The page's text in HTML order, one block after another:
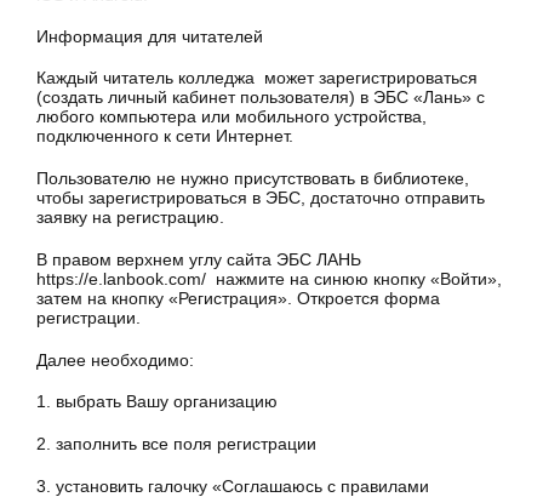
Информация для читателей
Каждый читатель колледжа может зарегистрироваться
(создать личный кабинет пользователя) в ЭБС «Лань» с
любого компьютера или мобильного устройства,
подключенного к сети Интернет.
Пользователю не нужно присутствовать в библиотеке,
чтобы зарегистрироваться в ЭБС, достаточно отправить
заявку на регистрацию.
В правом верхнем углу сайта ЭБС ЛАНЬ
https://e.lanbook.com/ нажмите на синюю кнопку «Войти»,
затем на кнопку «Регистрация». Откроется форма
регистрации.
Далее необходимо:
1. выбрать Вашу организацию
2. заполнить все поля регистрации
3. установить галочку «Соглашаюсь с правилами